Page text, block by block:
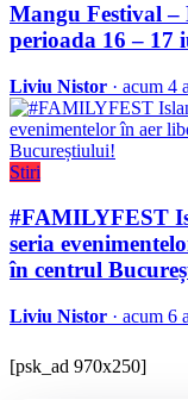
Mangu Festival –
perioada 16 – 17
Liviu Nistor · acum 4
Stiri
#FAMILYFEST
seria
în centrul
Liviu Nistor · acum 6
[psk_ad 970x250]